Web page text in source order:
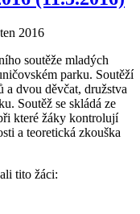
2016
soutěže mladých
parku. Soutěží
a dvou děvčat, družstva
Soutěž se skládá ze
které žáky kontrolují
a teoretická zkouška
tito žáci: